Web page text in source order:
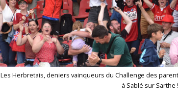
Les Herbretais, deniers vainqueurs du Challenge des parents supporters lors du Festival U13 en 2025
à Sablé sur Sarthe !